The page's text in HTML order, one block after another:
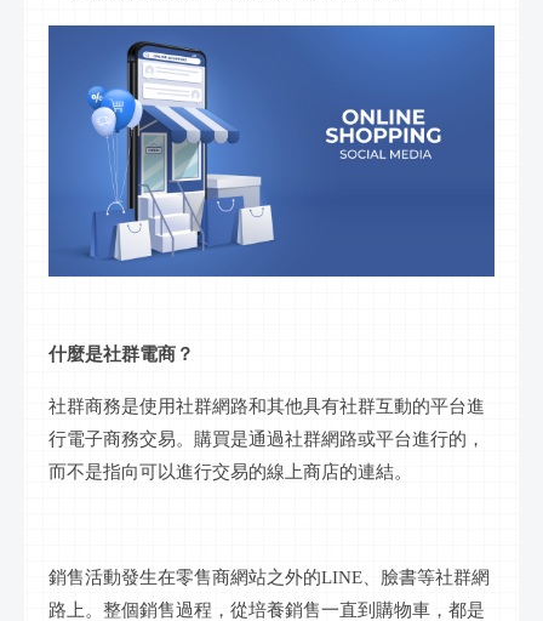
什麼是社群電商？
社群商務是使用社群網路和其他具有社群互動的平台進
行電子商務交易。購買是通過社群網路或平台進行的，
而不是指向可以進行交易的線上商店的連結。
銷售活動發生在零售商網站之外的LINE 臉書等社群網
路 上。整個銷售過程，從培養銷售一直到購物車，都是